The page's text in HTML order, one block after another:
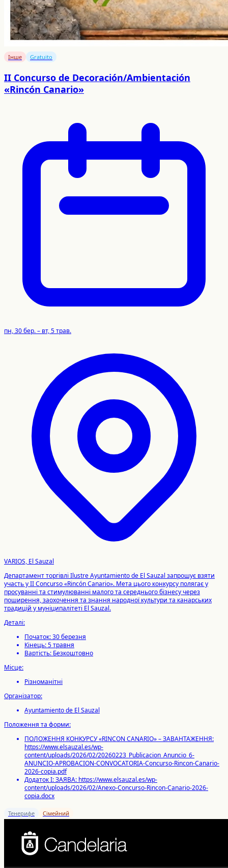
Інше Gratuito
II Concurso de Decoración/Ambientación
«Rincón Canario»
пн, 30 бер. – вт, 5 трав.
VARIOS, El Sauzal
Департамент торгівлі Ilustre Ayuntamiento de El Sauzal запрошує взяти
участь у II Concurso «Rincón Canario». Мета цього конкурсу полягає у
просуванні та стимулюванні малого та середнього бізнесу через
поширення, заохочення та знання народної культури та канарських
традицій у муніципалітеті El Sauzal.
Деталі:
Початок: 30 березня
Кінець: 5 травня
Вартість: Безкоштовно
Місце:
Різноманітні
Організатор:
Ayuntamiento de El Sauzal
Положення та форми:
ПОЛОЖЕННЯ КОНКУРСУ «RINCON CANARIO» – ЗАВАНТАЖЕННЯ:
https://www.elsauzal.es/wp-
content/uploads/2026/02/20260223_Publicacion_Anuncio_6-
ANUNCIO-APROBACION-CONVOCATORIA-Concurso-Rincon-Canario-
2026-copia.pdf
Додаток I: ЗАЯВА: https://www.elsauzal.es/wp-
content/uploads/2026/02/Anexo-Concurso-Rincon-Canario-2026-
copia.docx
Тенерифе Сімейний